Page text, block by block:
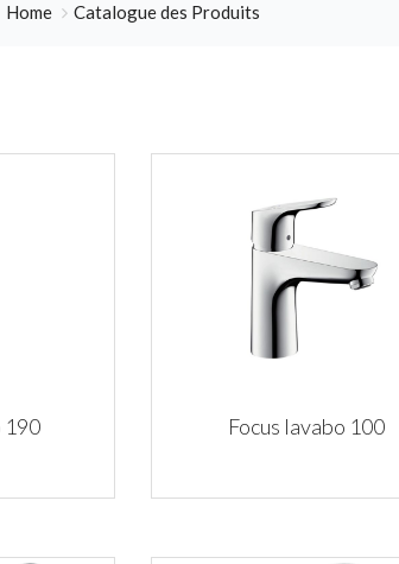
Home Catalogue des Produits
190 Focus lavabo 100